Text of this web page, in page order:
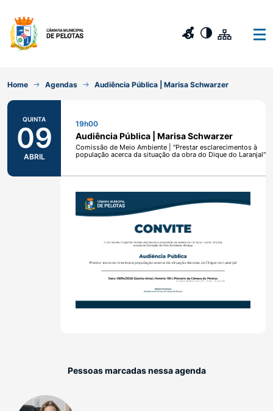
Home Agendas Audiência Pública | Marisa Schwarzer
QUINTA
09
ABRIL
19h00
Audiência Pública | Marisa Schwarzer
Comissão de Meio Ambiente | "Prestar esclarecimentos à
população acerca da situação da obra do Dique do Laranjal"
Pessoas marcadas nessa agenda